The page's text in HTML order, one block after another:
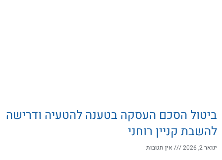
ביטול הסכם העסקה בטענה להטעיה ודרישה
להשבת קניין רוחני
ינואר 2, 2026 אין תגובות